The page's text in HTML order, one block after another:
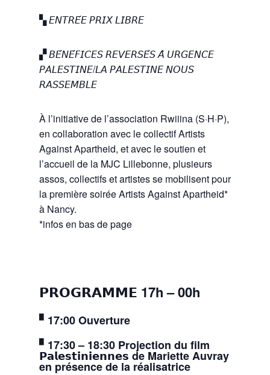
▚ 𝘌𝘕𝘛𝘙𝘌́𝘌 𝘗𝘙𝘐𝘟 𝘓𝘐𝘉𝘙𝘌
▞ 𝘉𝘌́𝘕𝘌́𝘍𝘐𝘊𝘌𝘚 𝘙𝘌𝘝𝘌𝘙𝘚𝘌́𝘚 𝘈̀ 𝘜𝘙𝘎𝘌𝘕𝘊𝘌
𝘗𝘈𝘓𝘌𝘚𝘛𝘐𝘕𝘌/𝘓𝘈 𝘗𝘈𝘓𝘌𝘚𝘛𝘐𝘕𝘌 𝘕𝘖𝘜𝘚
𝘙𝘈𝘚𝘚𝘌𝘔𝘉𝘓𝘌
À l’initiative de l’association Rwiiina (S·H·P),
en collaboration avec le collectif Artists
Against Apartheid, et avec le soutien et
l’accueil de la MJC Lillebonne, plusieurs
assos, collectifs et artistes se mobilisent pour
la première soirée Artists Against Apartheid*
à Nancy.
*infos en bas de page
𝗣𝗥𝗢𝗚𝗥𝗔𝗠𝗠𝗘 17h – 00h
▘17:00 Ouverture
▘17:30 – 18:30 Projection du film
𝗣𝗮𝗹𝗲𝘀𝘁𝗶𝗻𝗶𝗲𝗻𝗻𝗲𝘀 de Mariette Auvray
en présence de la réalisatrice